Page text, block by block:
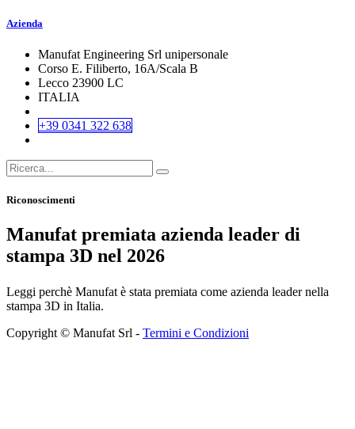
Azienda
Manufat Engineering Srl unipersonale
Corso E. Filiberto, 16A/Scala B
Lecco 23900 LC
ITALIA
+39 0341 322 638
Riconoscimenti
Manufat premiata azienda leader di
stampa 3D nel 2026
Leggi perchè Manufat è stata premiata come azienda leader nella
stampa 3D in Italia.
Copyright © Manufat Srl - Termini e Condizioni